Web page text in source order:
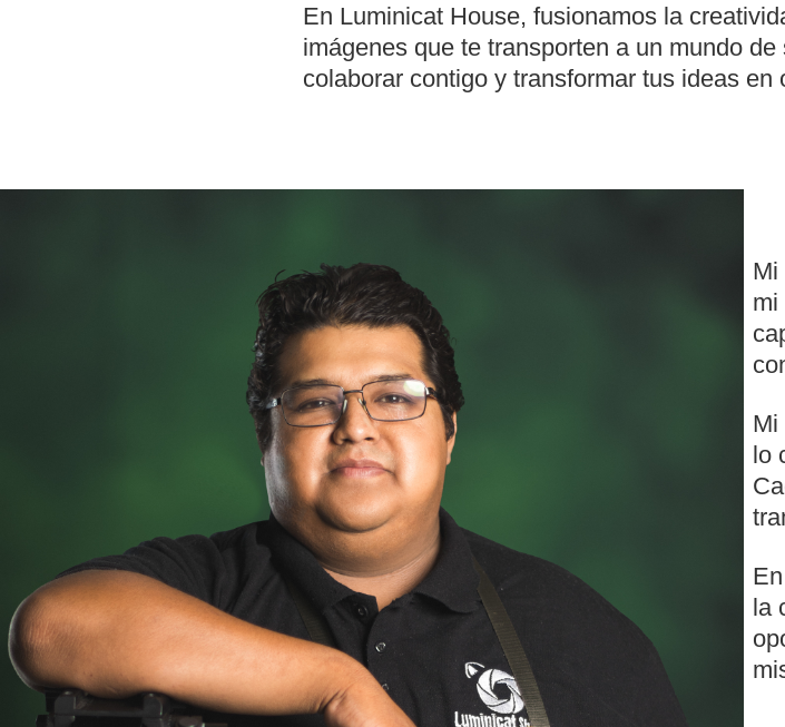
En Luminicat House, fusionamos la
imágenes que te transporten a un mundo
colaborar contigo y transformar tus ideas en
Mi
mi
Mi
lo
la